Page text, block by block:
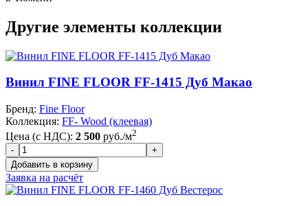
Другие элементы коллекции
Винил FINE FLOOR FF-1415 Дуб Макао
Бренд: Fine Floor
Коллекция: FF- Wood (клеевая)
Цена (с НДС): 2 500 руб./м2
Заявка на расчёт